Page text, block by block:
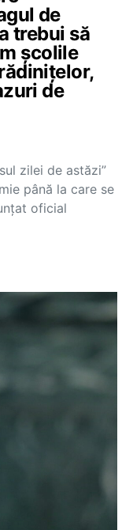
de
trebui să
școlile
de
zilei de astăzi”
până la care se
oficial